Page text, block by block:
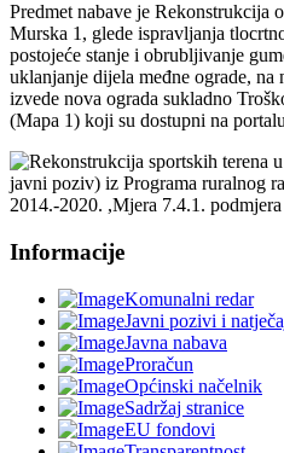
Predmet nabave je Rekonstrukcija
Murska 1, glede ispravljanja
postojeće stanje i obrubljivanje
uklanjanje dijela međne ograde, na
izvede nova ograda sukladno
(Mapa 1) koji su dostupni na
Informacije
Komunalni redar
Javni pozivi i
Javna nabava
Proračun
Općinski načelnik
Sadržaj stranice
EU fondovi